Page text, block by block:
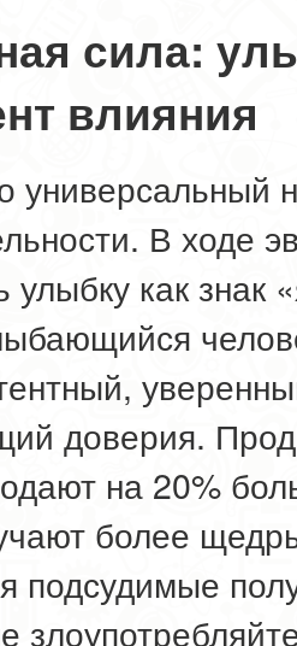
сила:
влияния
универсальный
В ходе
улыбку как знак
доверия.
на 20%
более
подсудимые